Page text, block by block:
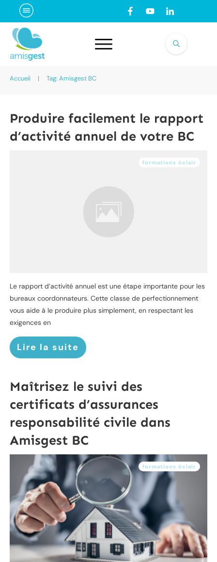
Accueil | Tag: Amisgest BC
Produire facilement le rapport
d’activité annuel de votre BC
formations éclair
Le rapport d’activité annuel est une étape importante pour les
bureaux coordonnateurs. Cette classe de perfectionnement
vous aide à le produire plus simplement, en respectant les
exigences en
Lire la suite
Maîtrisez le suivi des
certificats d’assurances
responsabilité civile dans
Amisgest BC
formations éclair